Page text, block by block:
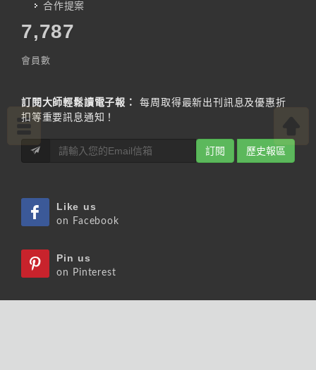
合作提案
7,787
會員數
訂閱大師輕鬆讀電子報：
每周取得最新出刊訊息及優惠折
扣等重要訊息通知！
訂閱 歷史報區
Like us
on Facebook
Pin us
on Pinterest